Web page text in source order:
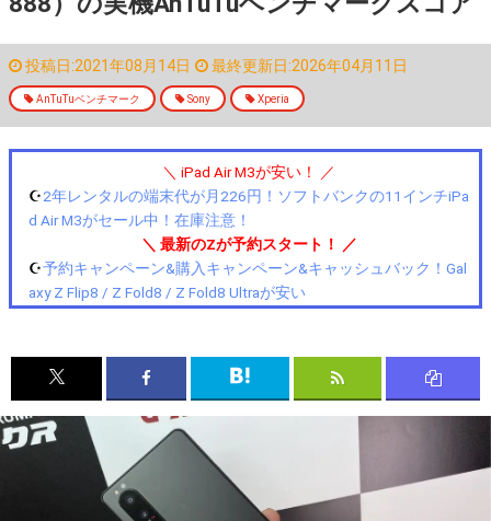
投稿日:2021年08月14日 最終更新日:2026年04月11日
AnTuTuベンチマーク Sony Xperia
＼ iPad Air M3が安い！ ／
☪️2年レンタルの端末代が月226円！ソフトバンクの11インチiPa
d Air M3がセール中！在庫注意！
＼ 最新のZが予約スタート！ ／
☪️予約キャンペーン&購入キャンペーン&キャッシュバック！Gal
axy Z Flip8 / Z Fold8 / Z Fold8 Ultraが安い